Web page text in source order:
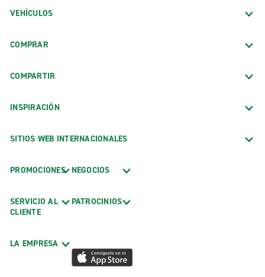
VEHÍCULOS
COMPRAR
COMPARTIR
INSPIRACIÓN
SITIOS WEB INTERNACIONALES
PROMOCIONES
SERVICIO AL
CLIENTE
LA EMPRESA
NEGOCIOS
PATROCINIOS